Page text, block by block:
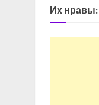
Их нравы: